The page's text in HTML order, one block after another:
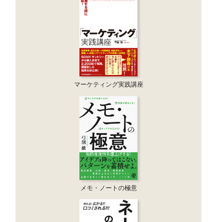
マーケティング実践講座
メモ・ノートの極意